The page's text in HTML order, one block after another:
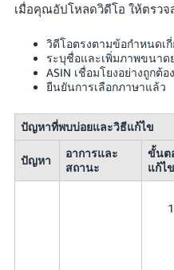
เมื่อคุณอัปโหลดวิดีโอ ให้ตรว
วิดีโอตรงตามข้อกำหนดเ
ระบุชื่อและเพิ่มภาพขนาด
ASIN เชื่อมโยงอย่างถูกต้อง
ยืนยันการเลือกภาษาแล้ว
ปัญหาที่พบบ่อยและวิธีแก้ไข
ปัญหา
อาการและ
สถานะ
ขั้นต
แก้ไ